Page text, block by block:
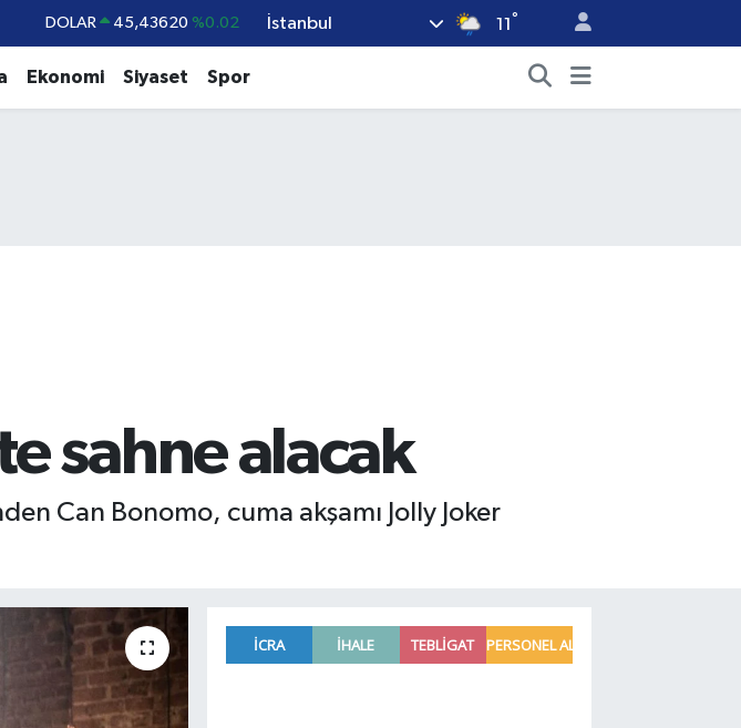
DOLAR 45,43620 %0.02 İstanbul 11 °
Ekonomi Siyaset Spor
sahne alacak
Can Bonomo, cuma akşamı Jolly Joker